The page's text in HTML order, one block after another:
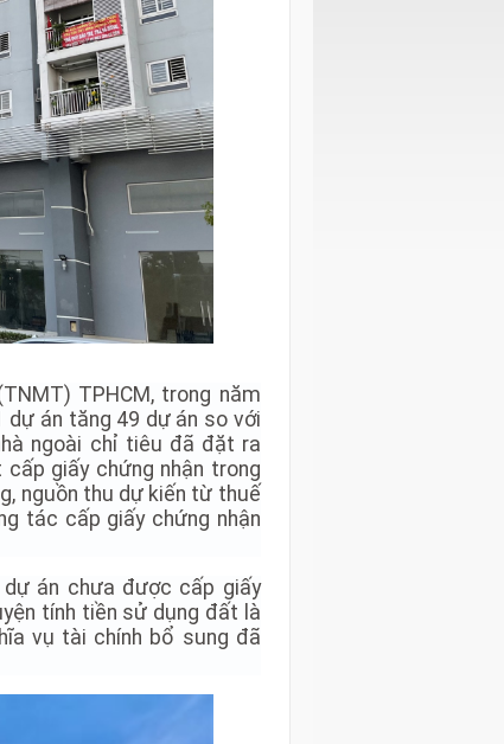
TPHCM, trong năm
dự án tăng 49 dự án so với
ngoài chỉ tiêu đã đặt ra
giấy chứng nhận trong
nguồn thu dự kiến từ thuế
tác cấp giấy chứng nhận
án chưa được cấp giấy
tính tiền sử dụng đất là
vụ tài chính bổ sung đã